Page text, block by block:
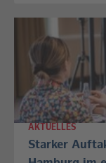
AKTUELLES
Starker